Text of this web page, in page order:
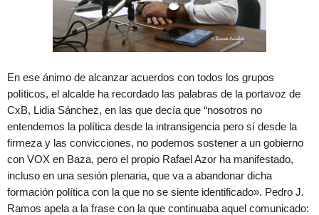
En ese ánimo de alcanzar acuerdos con todos los grupos
políticos, el alcalde ha recordado las palabras de la portavoz de
CxB, Lidia Sánchez, en las que decía que “nosotros no
entendemos la política desde la intransigencia pero sí desde la
firmeza y las convicciones, no podemos sostener a un gobierno
con VOX en Baza, pero el propio Rafael Azor ha manifestado,
incluso en una sesión plenaria, que va a abandonar dicha
formación política con la que no se siente identificado». Pedro J.
Ramos apela a la frase con la que continuaba aquel comunicado: